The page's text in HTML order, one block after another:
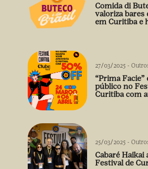
Comida di
valoriza bares
em Curitiba e
27/03/2025 -
“Prima Facie”
público no
Curitiba com
25/03/2025 -
Cabaré Haikai
Festival de